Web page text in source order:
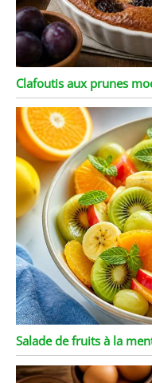
Clafoutis aux prunes
Salade de fruits à la